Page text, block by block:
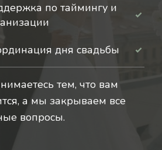
по таймингу и
дня свадьбы
тем, что вам
а мы закрываем все
вопросы.